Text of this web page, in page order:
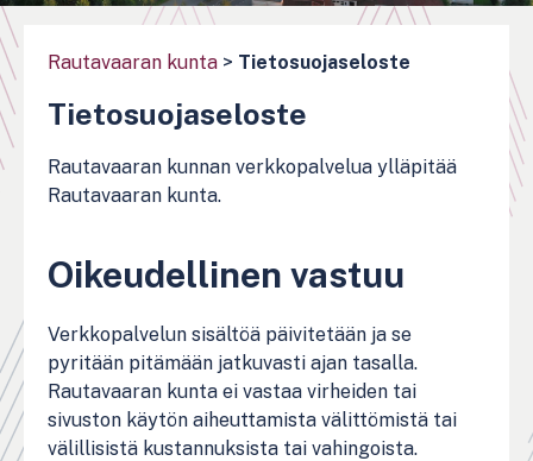
Rautavaaran kunta > Tietosuojaseloste
Tietosuojaseloste
Rautavaaran kunnan verkkopalvelua ylläpitää
Rautavaaran kunta.
Oikeudellinen vastuu
Verkkopalvelun sisältöä päivitetään ja se
pyritään pitämään jatkuvasti ajan tasalla.
Rautavaaran kunta ei vastaa virheiden tai
sivuston käytön aiheuttamista välittömistä tai
välillisistä kustannuksista tai vahingoista.